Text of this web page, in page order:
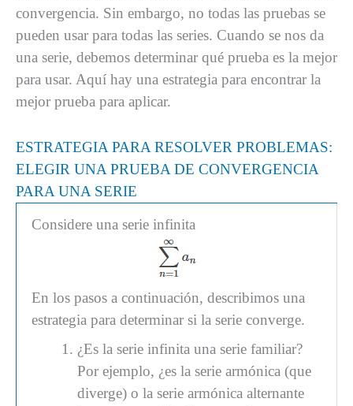
convergencia. Sin embargo, no todas las pruebas se
pueden usar para todas las series. Cuando se nos da
una serie, debemos determinar qué prueba es la mejor
para usar. Aquí hay una estrategia para encontrar la
mejor prueba para aplicar.
ESTRATEGIA PARA RESOLVER PROBLEMAS:
ELEGIR UNA PRUEBA DE CONVERGENCIA
PARA UNA SERIE
Considere una serie infinita
En los pasos a continuación, describimos una
estrategia para determinar si la serie converge.
¿Es la serie infinita una serie familiar?
Por ejemplo, ¿es la serie armónica (que
diverge) o la serie armónica alternante